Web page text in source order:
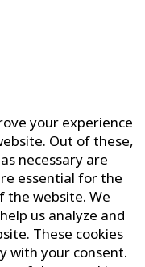
your experience
Out of these,
necessary are
essential for the
the website. We
us analyze and
These cookies
with your consent.